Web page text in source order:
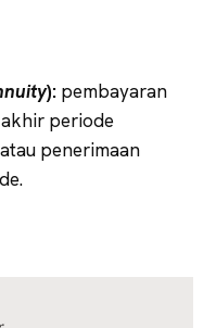
): pembayaran
periode
penerimaan